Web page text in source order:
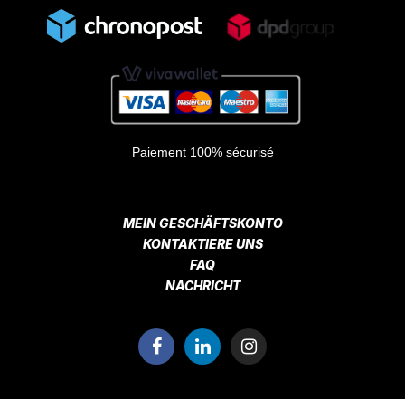
Paiement 100% sécurisé
MEIN GESCHÄFTSKONTO
KONTAKTIERE UNS
FAQ
NACHRICHT